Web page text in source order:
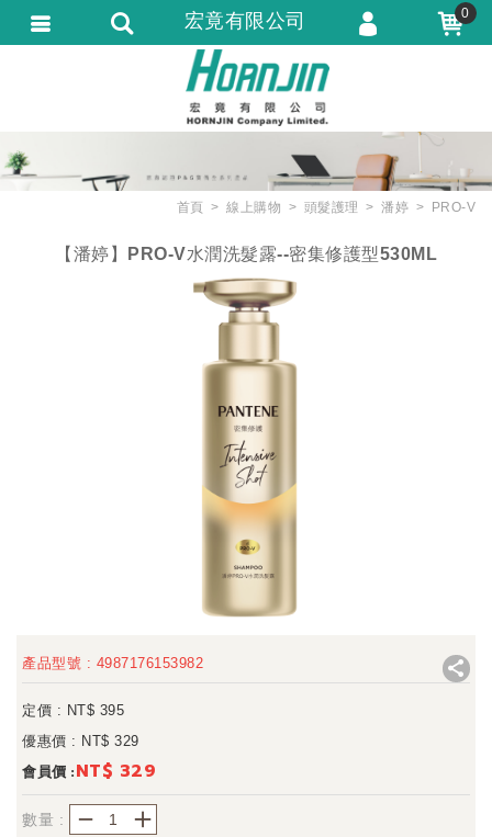
首頁 線上購物 頭髮護理 潘婷 PRO-V
【潘婷】PRO-V水潤洗髮露--密集修護型530ML
產品型號 : 4987176153982
定價 : NT$ 395
優惠價 : NT$ 329
會員價 : NT$ 329
數量 : ＋
－
宏竟有限公司 0
會員登入
會員註冊
訂單查詢